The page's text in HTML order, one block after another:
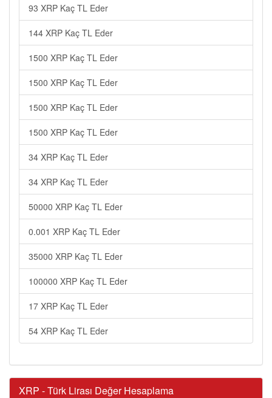
93 XRP Kaç TL Eder
144 XRP Kaç TL Eder
1500 XRP Kaç TL Eder
1500 XRP Kaç TL Eder
1500 XRP Kaç TL Eder
1500 XRP Kaç TL Eder
34 XRP Kaç TL Eder
34 XRP Kaç TL Eder
50000 XRP Kaç TL Eder
0.001 XRP Kaç TL Eder
35000 XRP Kaç TL Eder
100000 XRP Kaç TL Eder
17 XRP Kaç TL Eder
54 XRP Kaç TL Eder
XRP - Türk Lirası Değer Hesaplama